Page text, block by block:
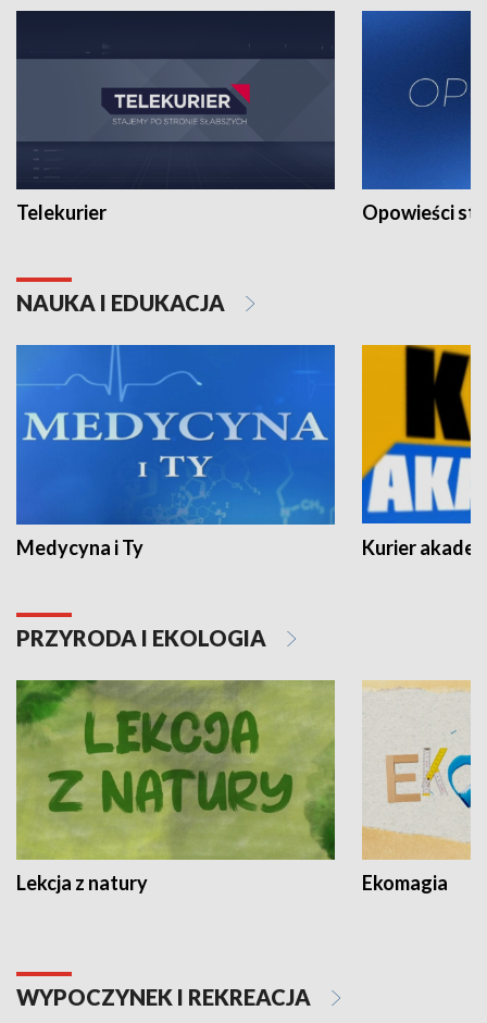
Telekurier Opowieści
NAUKA I EDUKACJA
Medycyna i Ty Kurier
PRZYRODA I EKOLOGIA
Lekcja z natury Ekomagia
WYPOCZYNEK I REKREACJA